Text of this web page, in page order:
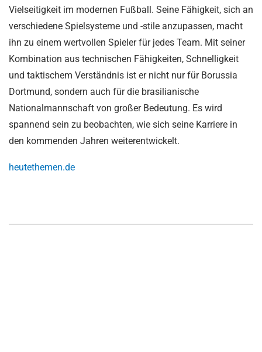
Vielseitigkeit im modernen Fußball. Seine Fähigkeit, sich an
verschiedene Spielsysteme und -stile anzupassen, macht
ihn zu einem wertvollen Spieler für jedes Team. Mit seiner
Kombination aus technischen Fähigkeiten, Schnelligkeit
und taktischem Verständnis ist er nicht nur für Borussia
Dortmund, sondern auch für die brasilianische
Nationalmannschaft von großer Bedeutung. Es wird
spannend sein zu beobachten, wie sich seine Karriere in
den kommenden Jahren weiterentwickelt.
heutethemen.de